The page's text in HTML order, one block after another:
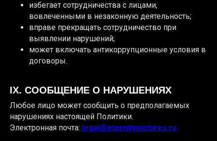
избегает сотрудничества с лицами,
вовлеченными в незаконную деятельность;
вправе прекращать сотрудничество при
выявлении нарушений;
может включать антикоррупционные условия в
договоры.
IX. СООБЩЕНИЕ О НАРУШЕНИЯХ
Любое лицо может сообщить о предполагаемых
нарушениях настоящей Политики.
Электронная почта: legal@eternitypictures.ru